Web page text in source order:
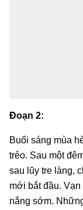
Đoạn 2:
Buổi sáng mùa
trẻo. Sau một
sau lũy tre làng,
mới bắt đầu.
nắng sớm.